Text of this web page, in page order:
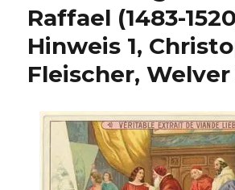
Raffael (1483-
Hinweis 1,
Fleischer, Welver